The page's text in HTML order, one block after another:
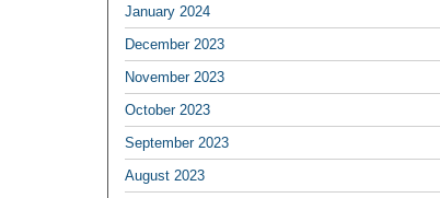
January 2024
December 2023
November 2023
October 2023
September 2023
August 2023